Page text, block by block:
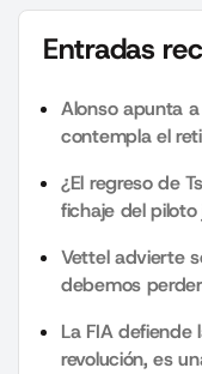
Entradas
Alonso apunta
contempla el
¿El regreso de
fichaje del piloto
Vettel advierte
debemos
La FIA defiende
revolución, es